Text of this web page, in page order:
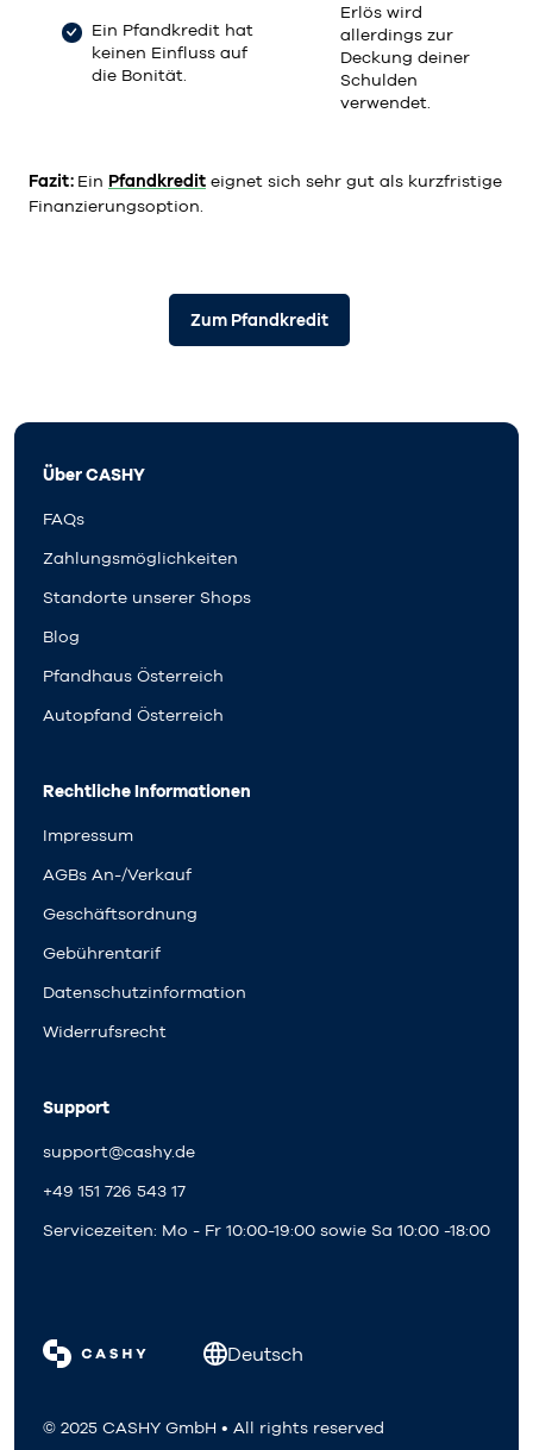
Ein Pfandkredit hat
keinen Einfluss auf
die Bonität.
Erlös wird
allerdings zur
Deckung deiner
Schulden
verwendet.
Fazit: Ein Pfandkredit eignet sich sehr gut als kurzfristige
Finanzierungsoption.
Zum Pfandkredit
Über CASHY
FAQs
Zahlungsmöglichkeiten
Standorte unserer Shops
Blog
Pfandhaus Österreich
Autopfand Österreich
Rechtliche Informationen
Impressum
AGBs An-/Verkauf
Geschäftsordnung
Gebührentarif
Datenschutzinformation
Widerrufsrecht
Support
support@cashy.de
+49 151 726 543 17
Servicezeiten: Mo - Fr 10:00-19:00 sowie Sa 10:00 -18:00
Deutsch
© 2025 CASHY GmbH • All rights reserved